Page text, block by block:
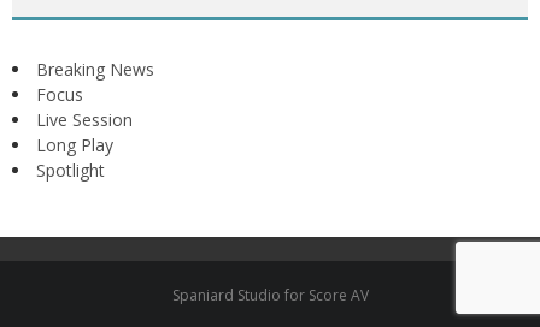
Breaking News
Focus
Live Session
Long Play
Spotlight
Spaniard Studio for Score AV